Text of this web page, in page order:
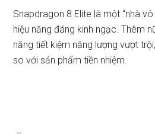
Snapdragon 8 Elite là một “nhà
hiệu năng đáng kinh ngạc. Thêm
năng tiết kiệm năng lượng vượt
so với sản phẩm tiền nhiệm.